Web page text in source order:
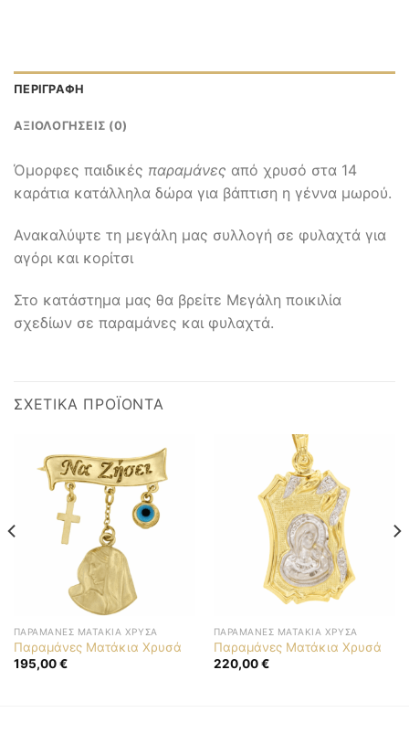
ΠΕΡΙΓΡΑΦΉ
ΑΞΙΟΛΟΓΉΣΕΙΣ (0)
Όμορφες παιδικές παραμάνες από χρυσό στα 14
καράτια κατάλληλα δώρα για βάπτιση η γέννα μωρού.
Ανακαλύψτε τη μεγάλη μας συλλογή σε φυλαχτά για
αγόρι και κορίτσι
Στο κατάστημα μας θα βρείτε Μεγάλη ποικιλία
σχεδίων σε παραμάνες και φυλαχτά.
ΣΧΕΤΙΚΆ ΠΡΟΪΌΝΤΑ
ΠΑΡΑΜΆΝΕΣ ΜΑΤΆΚΙΑ ΧΡΥΣΆ
Παραμάνες Ματάκια Χρυσά
195,00€
ΠΑΡΑΜΆΝΕΣ ΜΑΤΆΚΙΑ ΧΡΥΣΆ
Παραμάνες Ματάκια Χρυσά
220,00€